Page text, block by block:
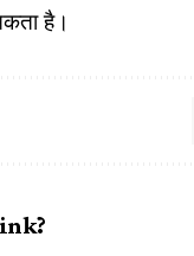
है।